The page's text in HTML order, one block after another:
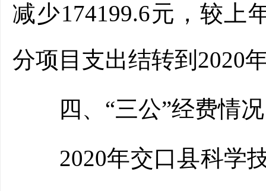
减少174199.6元，较上
分项目支出结转到2020
四、“三公”经费情况
2020年交口县科学技